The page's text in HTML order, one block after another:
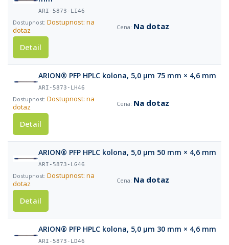
ARI-5873-LI46
Dostupnost: na
dotaz
Na dotaz
Detail
ARION® PFP HPLC kolona, 5,0 µm 75 mm × 4,6 mm
ARI-5873-LH46
Dostupnost: na
dotaz
Na dotaz
Detail
ARION® PFP HPLC kolona, 5,0 µm 50 mm × 4,6 mm
ARI-5873-LG46
Dostupnost: na
dotaz
Na dotaz
Detail
ARION® PFP HPLC kolona, 5,0 µm 30 mm × 4,6 mm
ARI-5873-LD46